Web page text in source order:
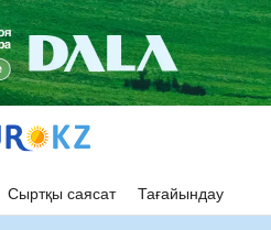
Сыртқы саясат Тағайындау